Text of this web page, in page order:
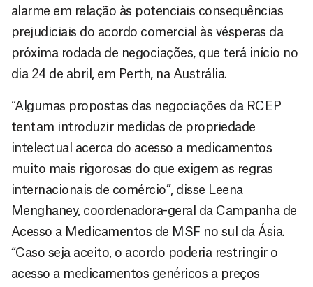
alarme em relação às potenciais consequências
prejudiciais do acordo comercial às vésperas da
próxima rodada de negociações, que terá início no
dia 24 de abril, em Perth, na Austrália.
“Algumas propostas das negociações da RCEP
tentam introduzir medidas de propriedade
intelectual acerca do acesso a medicamentos
muito mais rigorosas do que exigem as regras
internacionais de comércio”, disse Leena
Menghaney, coordenadora-geral da Campanha de
Acesso a Medicamentos de MSF no sul da Ásia.
“Caso seja aceito, o acordo poderia restringir o
acesso a medicamentos genéricos a preços